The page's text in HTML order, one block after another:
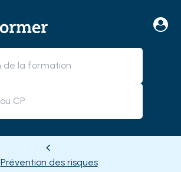
Prévention des risques